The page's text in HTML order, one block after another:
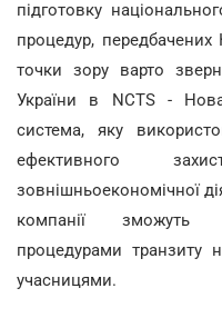
підготовку
процедур,
точки зору варто
України в NCTS -
система, яку
ефективного
зовнішньоекономічної
компанії зможуть
процедурами транзиту
учасницями.